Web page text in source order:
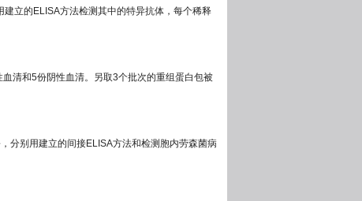
立的ELISA方法检测其中的特异抗体，每个稀释
清和5份阴性血清。另取3个批次的重组蛋白包被
分别用建立的间接ELISA方法和检测胞内劳森菌病